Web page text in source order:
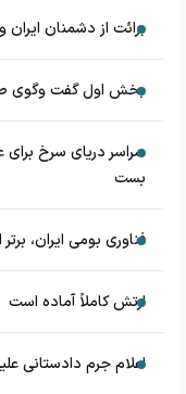
برائت از دشمنان ایران
بخش اول گفت وگوی
سراسر دریای سرخ برای
بست
فناوری بومی ایران،
ارتش کاملاً آماده است
اعلام جرم دادستانی